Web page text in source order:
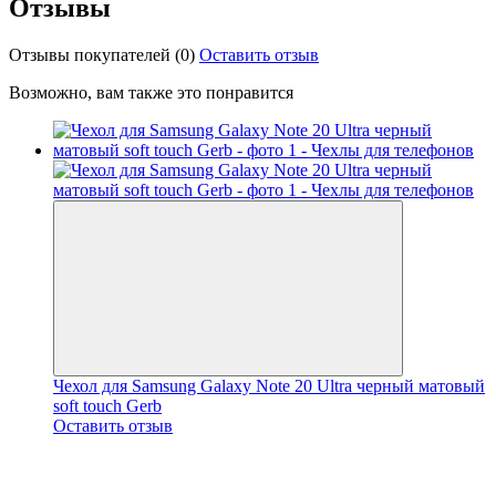
Отзывы
Отзывы покупателей (0) Оставить отзыв
Возможно, вам также это понравится
Чехол для Samsung Galaxy Note 20 Ultra черный матовый
soft touch Gerb
Оставить отзыв